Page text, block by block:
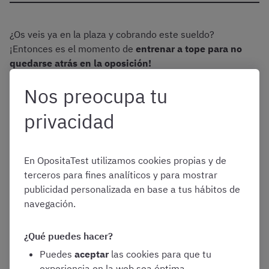
¿Os veis ya en la plaza y cobrando este sueldo?
¡Entonces es el momento de entrenar a tope para no
quedarse atrás en la oposición!
¡Haz gratis test de LAJ!
¿Cuánto gana un LAJ por trienios?
Justicia la antigüedad en servicio se remunerará
mediante un
inicial en su categoría de ingreso por cada tres años en
Nos preocupa tu
privacidad
En OpositaTest utilizamos cookies propias y de
terceros para fines analíticos y para mostrar
publicidad personalizada en base a tus hábitos de
navegación.
¿Qué puedes hacer?
Puedes aceptar las cookies para que tu